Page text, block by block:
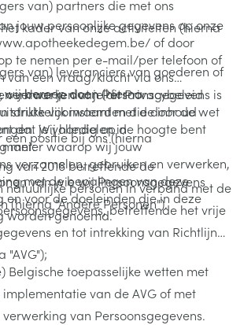
van) partners die met ons
kader van onze activiteiten (hierna
van) leveranciers van goederen of
beroep doen (hierna
een positie bij ons (hierna
van wie wij Persoonsgegevens
(hierna "Andere Personen").
jouw persoonlijke gegevens op onze
of door
te nemen per e-mail/per telefoon of
van een vraag/klacht via ons
verklaar je dat je dit Privacybeleid
instemt met de inhoud
dat je volledig op de hoogte bent
waarop wij jouw
verzamelen, gebruiken en verwerken,
met de bepalingen van deze
en voor de doeleinden die in deze
worden genoemd.
verwerken van Persoonsgegevens is
strikte voorwaarden die door de wet
Wij handelen in
met:
van 2016 betreffende de
natuurlijke personen in verband met de
betreffende het vrije
en tot intrekking van Richtlijn
"AVG");
Belgische toepasselijke wetten met
van de AVG of met
van Persoonsgegevens.